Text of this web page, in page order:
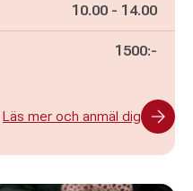
Pågår mellan
10.00 - och
14.00
1500:-
Läs mer och anmäl dig